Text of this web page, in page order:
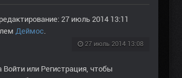
27 июль 2014 13:11
Деймос.
27 июль 2014 13:08
Войти или Регистрация, чтобы